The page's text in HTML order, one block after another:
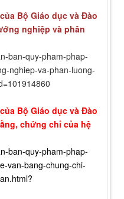
Bộ Giáo dục và Đào
nghiệp và phân
ban-quy-pham-phap-
nghiep-va-phan-luong-
Bộ Giáo dục và Đào
chứng chỉ của hệ
ban-quy-pham-phap-
van-bang-chung-chi-